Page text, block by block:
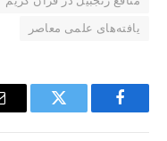
یافته‌های علمی معاصر
Facebook
Twitter